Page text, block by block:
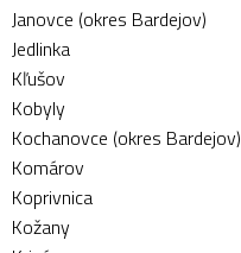
Janovce (okres Bardejov)
Jedlinka
Kľušov
Kobyly
Kochanovce (okres Bardejov)
Komárov
Koprivnica
Kožany